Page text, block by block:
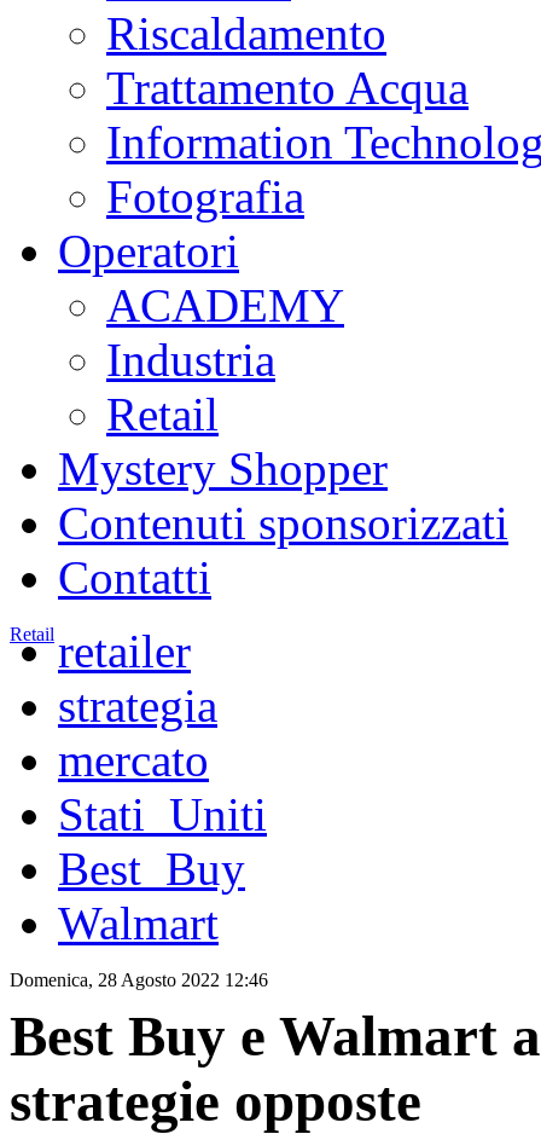
Riscaldamento
Trattamento Acqua
Information
Fotografia
Operatori
ACADEMY
Industria
Retail
Mystery Shopper
Contenuti sponsorizzati
Contatti
Retail retailer
strategia
mercato
Stati_Uniti
Best_Buy
Walmart
Domenica, 28 Agosto 2022 12:46
Best Buy e Walmart
strategie opposte